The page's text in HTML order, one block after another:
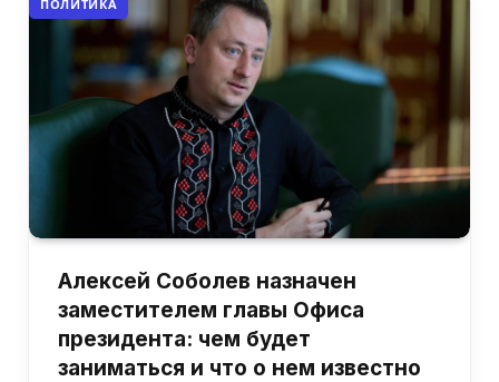
ПОЛИТИКА
Алексей Соболев назначен
заместителем главы Офиса
президента: чем будет
заниматься и что о нем известно